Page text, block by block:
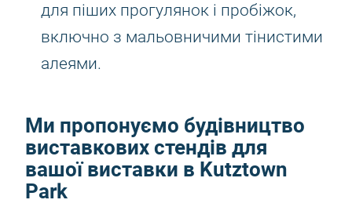
для піших прогулянок і пробіжок,
включно з мальовничими тінистими
алеями.
Ми пропонуємо будівництво
виставкових стендів для
вашої виставки в Kutztown
Park